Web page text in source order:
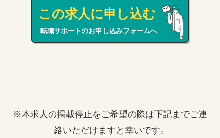
この求人に申し込む
転職サポートのお申し込みフォームへ
※本求人の掲載停止をご希望の際は下記までご連
絡いただけますと幸いです。